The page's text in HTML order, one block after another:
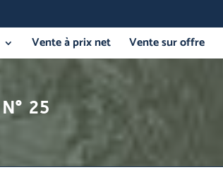
Vente à prix net Vente sur offre
N° 25